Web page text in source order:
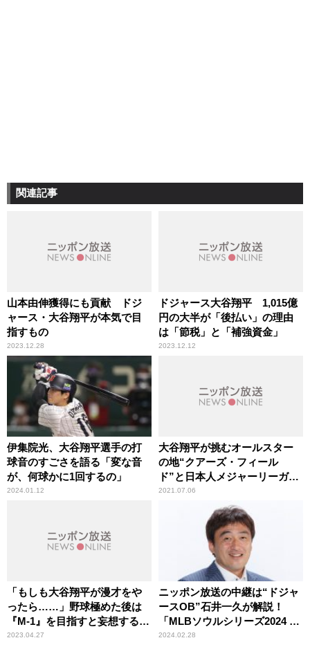
関連記事
山本由伸獲得にも貢献 ドジ
ャース・大谷翔平が本気で目
指すもの
2023.12.28
ドジャース大谷翔平 1,015億
円の大半が「後払い」の理由
は「節税」と「補強資金」
2023.12.12
伊集院光、大谷翔平選手の打
球音のすごさを語る「変な音
が、何球かに1回するの」
2024.01.12
大谷翔平が挑むオールスター
の地“クアーズ・フィール
ド”と日本人メジャーリーガー
たちの縁
2021.07.06
「もしも大谷翔平が漫才をや
ったら……」野球極めた後は
『M-1』を目指すと妄想するナ
イツ塙
2023.04.27
ニッポン放送の中継は“ドジャ
ースOB”石井一久が解説！
「MLBソウルシリーズ2024 ロ
サンゼルス・ドジャース×サン
2024.02.28